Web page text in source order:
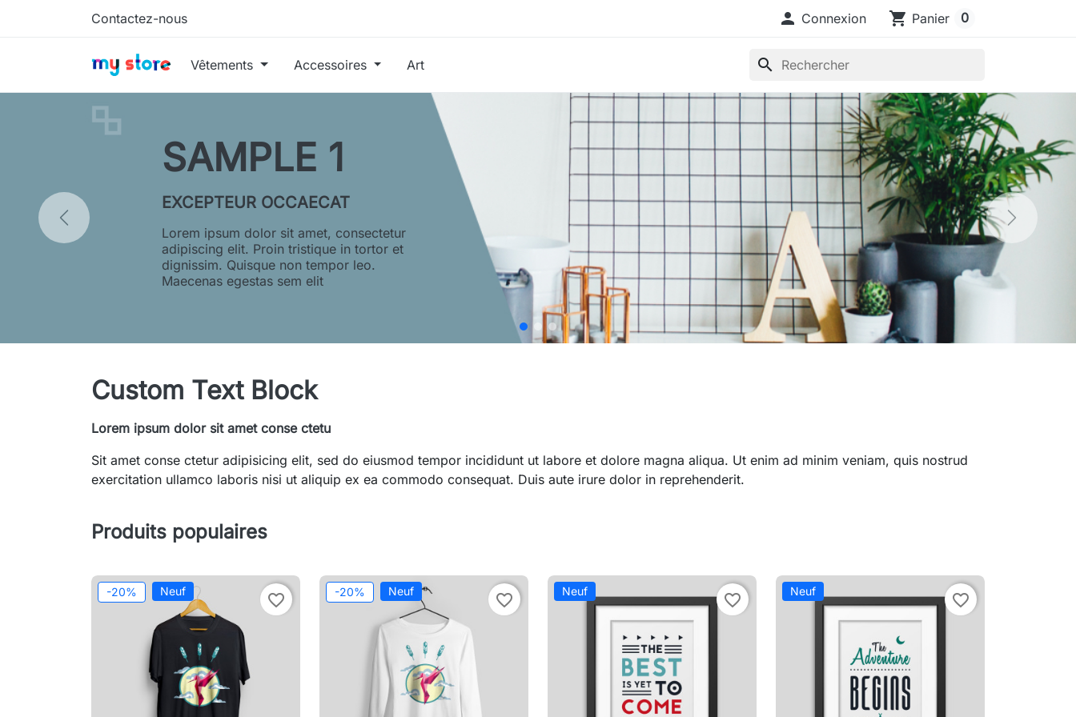
Contactez-nous  Connexion shopping_cart Panier 0
Vêtements Accessoires Art search
SAMPLE 2
EXCEPTEUR OCCAECAT
Lorem ipsum dolor sit amet, consectetur
adipiscing elit. Proin tristique in tortor et
dignissim. Quisque non tempor leo.
Maecenas egestas sem elit
Custom Text Block
Lorem ipsum dolor sit amet conse ctetu
Sit amet conse ctetur adipisicing elit, sed do eiusmod tempor incididunt ut labore et dolore magna aliqua. Ut enim ad minim veniam, quis nostrud
exercitation ullamco laboris nisi ut aliquip ex ea commodo consequat. Duis aute irure dolor in reprehenderit.
Produits populaires
-20% Neuf favorite_border -20% Neuf favorite_border Neuf favorite_border Neuf favorite_border